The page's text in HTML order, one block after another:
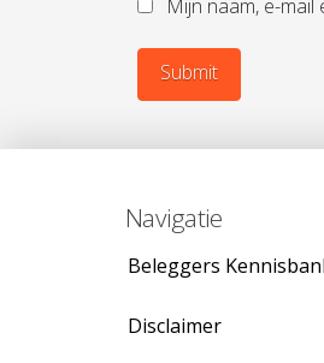
Mijn naam, e-
Navigatie
Beleggers
Disclaimer